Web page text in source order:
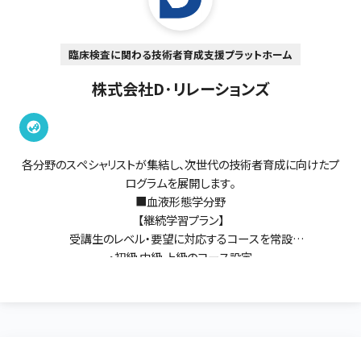
臨床検査に関わる技術者育成支援プラットホーム
株式会社D･リレーションズ
各分野のスペシャリストが集結し、次世代の技術者育成に向けたプ
ログラムを展開します。
■血液形態学分野
【継続学習プラン】
受講生のレベル・要望に対応するコースを常設
・初級.中級.上級のコース設定